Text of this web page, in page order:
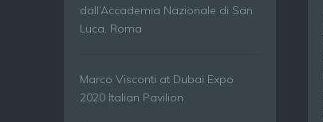
dall’Accademia Nazionale di San
Luca, Roma
Marco Visconti at Dubai Expo
2020 Italian Pavilion